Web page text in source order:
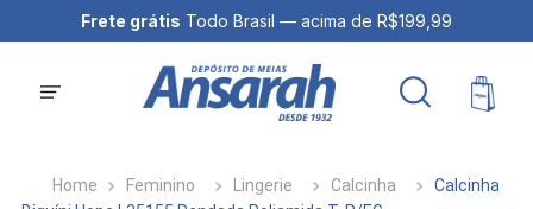
Frete grátis Todo Brasil — acima de R$199,99
Feminino Lingerie Calcinha
Calcinha